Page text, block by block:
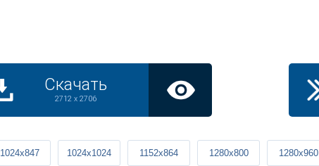
Скачать
2712 x 2706
1024x847 1024x1024 1152x864 1280x800 1280x960